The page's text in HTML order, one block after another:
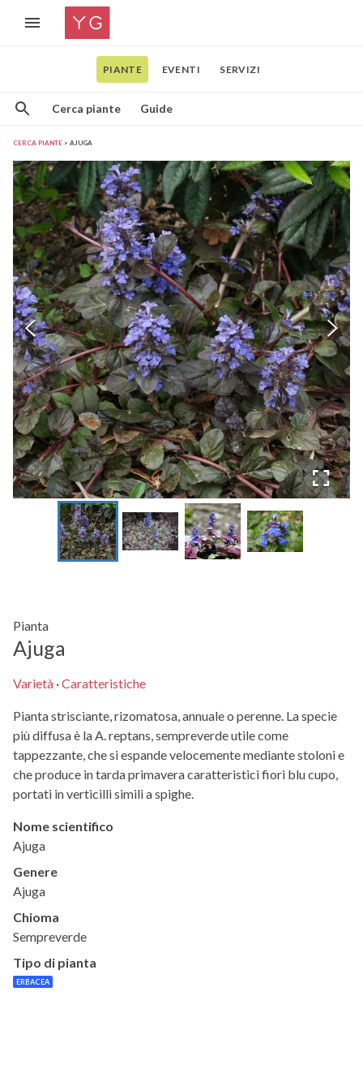
PIANTE EVENTI SERVIZI
Cerca piante Guide
CERCA PIANTE AJUGA
Pianta
Ajuga
Varietà ·Caratteristiche
Pianta strisciante, rizomatosa, annuale o perenne. La specie
più diffusa è la A. reptans, sempreverde utile come
tappezzante, che si espande velocemente mediante stoloni e
che produce in tarda primavera caratteristici fiori blu cupo,
portati in verticilli simili a spighe.
Nome scientifico
Ajuga
Genere
Ajuga
Chioma
Sempreverde
Tipo di pianta
ERBACEA